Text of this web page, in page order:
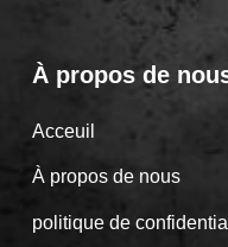
À propos de
Acceuil
À propos de nous
politique de